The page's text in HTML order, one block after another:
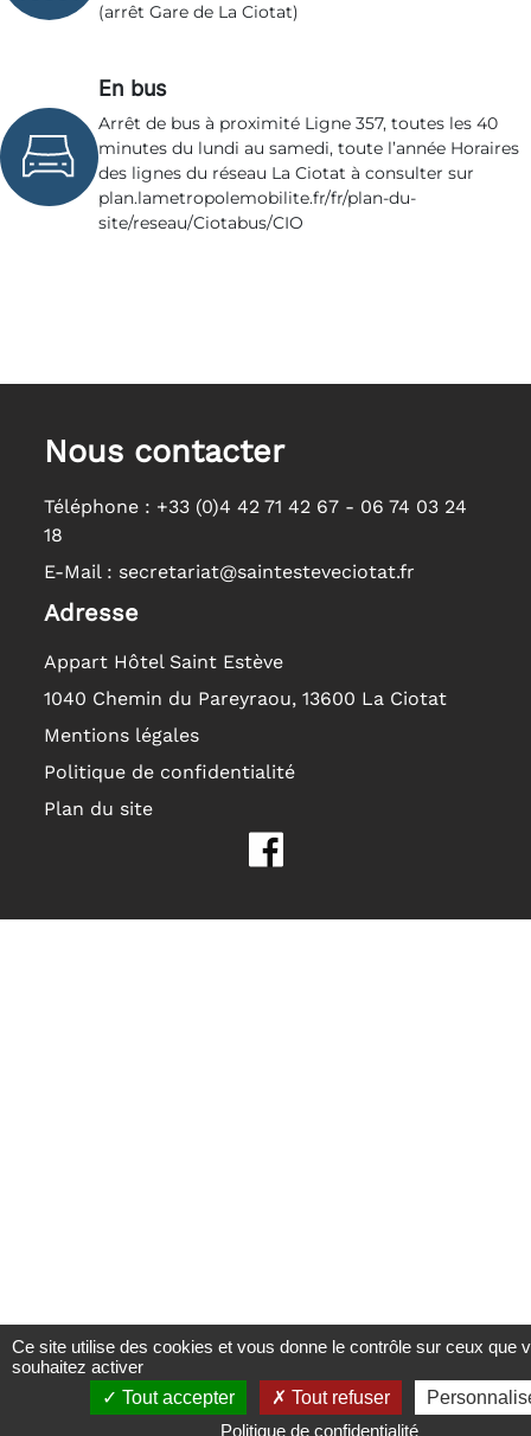
(arrêt Gare de La Ciotat)
En bus
Arrêt de bus à proximité Ligne 357, toutes les 40
minutes du lundi au samedi, toute l’année Horaires
des lignes du réseau La Ciotat à consulter sur
plan.lametropolemobilite.fr/fr/plan-du-
site/reseau/Ciotabus/CIO
Nous contacter
Téléphone : +33 (0)4 42 71 42 67 - 06 74 03 24
18
E-Mail : secretariat@saintesteveciotat.fr
Adresse
Appart Hôtel Saint Estève
1040 Chemin du Pareyraou, 13600 La Ciotat
Mentions légales
Politique de confidentialité
Plan du site
Ce site utilise des cookies et vous donne le contrôle sur ceux que
souhaitez activer
Tout accepter
Tout refuser
Politique de confidentialité